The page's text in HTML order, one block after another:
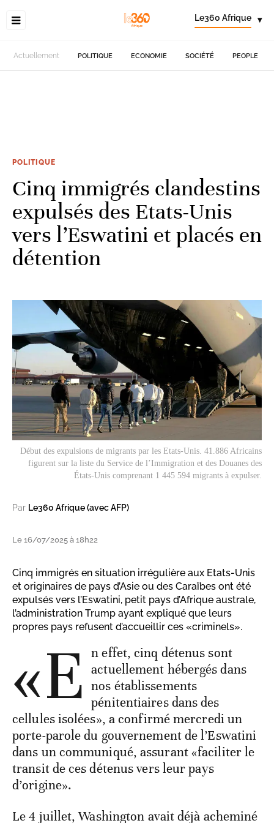
Le360 Afrique ▾
Actuellement POLITIQUE ECONOMIE SOCIÉTÉ PEOPLE
POLITIQUE
Cinq immigrés clandestins
expulsés des Etats-Unis
vers l’Eswatini et placés en
détention
Début des expulsions de migrants par les Etats-Unis. 41.886 Africains
figurent sur la liste du Service de l’Immigration et des Douanes des
États-Unis comprenant 1 445 594 migrants à expulser.
Par Le360 Afrique (avec AFP)
Le 16/07/2025 à 18h22
Cinq immigrés en situation irrégulière aux Etats-Unis
et originaires de pays d’Asie ou des Caraïbes ont été
expulsés vers l’Eswatini, petit pays d’Afrique australe,
l’administration Trump ayant expliqué que leurs
propres pays refusent d’accueillir ces «criminels».
«E n effet, cinq détenus sont
actuellement hébergés dans
nos établissements
pénitentiaires dans des
cellules isolées», a confirmé mercredi un
porte-parole du gouvernement de l’Eswatini
dans un communiqué, assurant «faciliter le
transit de ces détenus vers leur pays
d’origine».
Le 4 juillet, Washington avait déjà acheminé